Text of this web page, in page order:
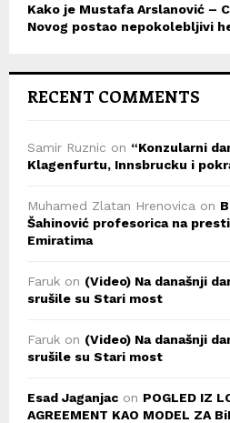
Kako je Mustafa Arslanović –
Novog postao nepokolebljivi
RECENT COMMENTS
Samir Ruznic on “Konzularni
Klagenfurtu, Innsbrucku i
Muhamed Zlatan Hrenovica on
Šahinović profesorica na
Emiratima
Faruk on (Video) Na današnji
srušile su Stari most
Faruk on (Video) Na današnji
srušile su Stari most
Esad Jaganjac on POGLED IZ
AGREEMENT KAO MODEL ZA